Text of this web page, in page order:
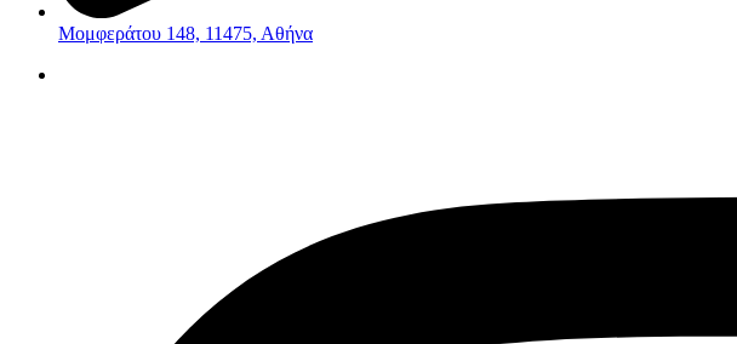
Μομφεράτου 148, 11475, Αθήνα